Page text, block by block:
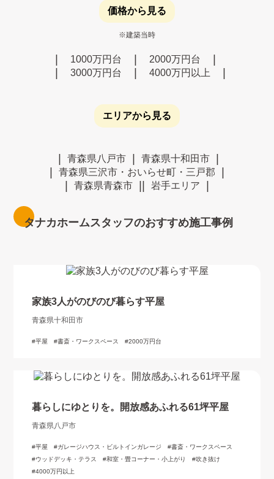
価格から見る
※建築当時
1000万円台
2000万円台
3000万円台
4000万円以上
エリアから見る
青森県八戸市
青森県十和田市
青森県三沢市・おいらせ町・三戸郡
青森県青森市
岩手エリア
タナカホームスタッフのおすすめ施工事例
家族3人がのびのび暮らす平屋
青森県十和田市
平屋 書斎・ワークスペース 2000万円台
暮らしにゆとりを。開放感あふれる61坪平屋
青森県八戸市
平屋 ガレージハウス・ビルトインガレージ
書斎・ワークスペース
ウッドデッキ・テラス
和室・畳コーナー・小上がり
吹き抜け
4000万円以上